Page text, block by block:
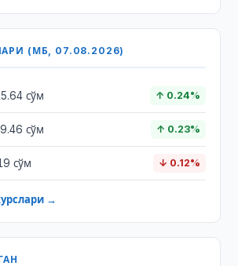
(МБ, 07.08.2026)
сўм ↑ 0.24%
сўм ↑ 0.23%
сўм ↓ 0.12%
→